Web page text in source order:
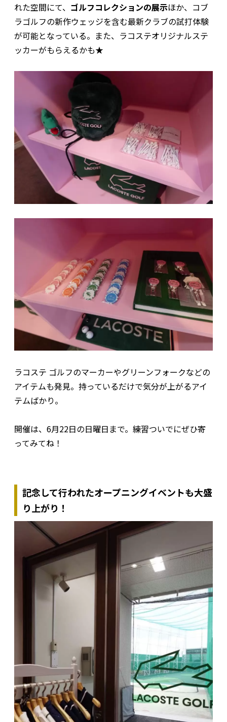
れた空間にて、 ゴルフコレクションの展示ほか、コブ
ラゴルフの新作ウェッジを含む最新クラブの試打体験
が可能となっている。また、ラコステオリジナルステ
ッカーがもらえるかも★
ラコステ ゴルフのマーカーやグリーンフォークなどの
アイテムも発見。持っているだけで気分が上がるアイ
テムばかり。
開催は、6月22日の日曜日まで。練習ついでにぜひ寄
ってみてね！
記念して行われたオープニングイベントも大盛
り上がり！